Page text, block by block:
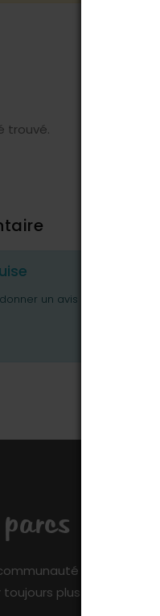
trouvé.
un avis ou poser des
que
de My Kiddy
plus de fun !